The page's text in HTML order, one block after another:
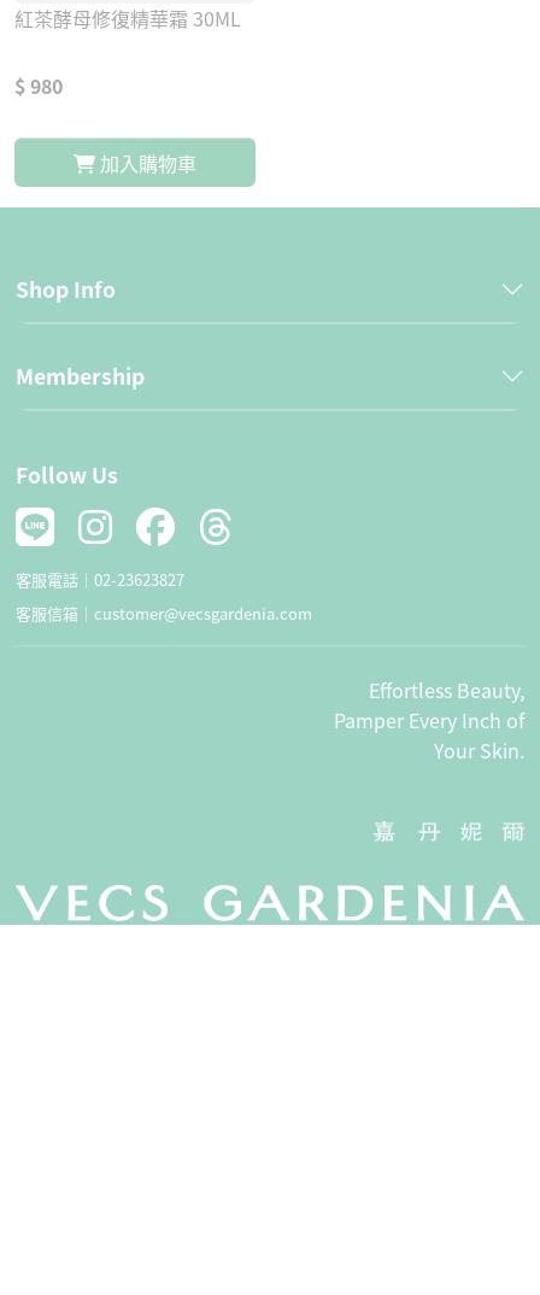
紅茶酵母修復精華霜 30ML
$ 980
加入購物車
Shop Info
Membership
Follow Us
客服電話｜ 02-23623827
客服信箱｜ customer@vecsgardenia.com
Effortless Beauty,
Pamper Every Inch of
Your Skin.